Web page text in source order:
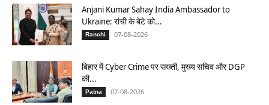
Anjani Kumar Sahay India Ambassador to
Ukraine: रांची के बेटे को...
Ranchi 07-08-2026
बिहार में Cyber Crime पर सख्ती, मुख्य सचिव और DGP
की...
Patna 07-08-2026